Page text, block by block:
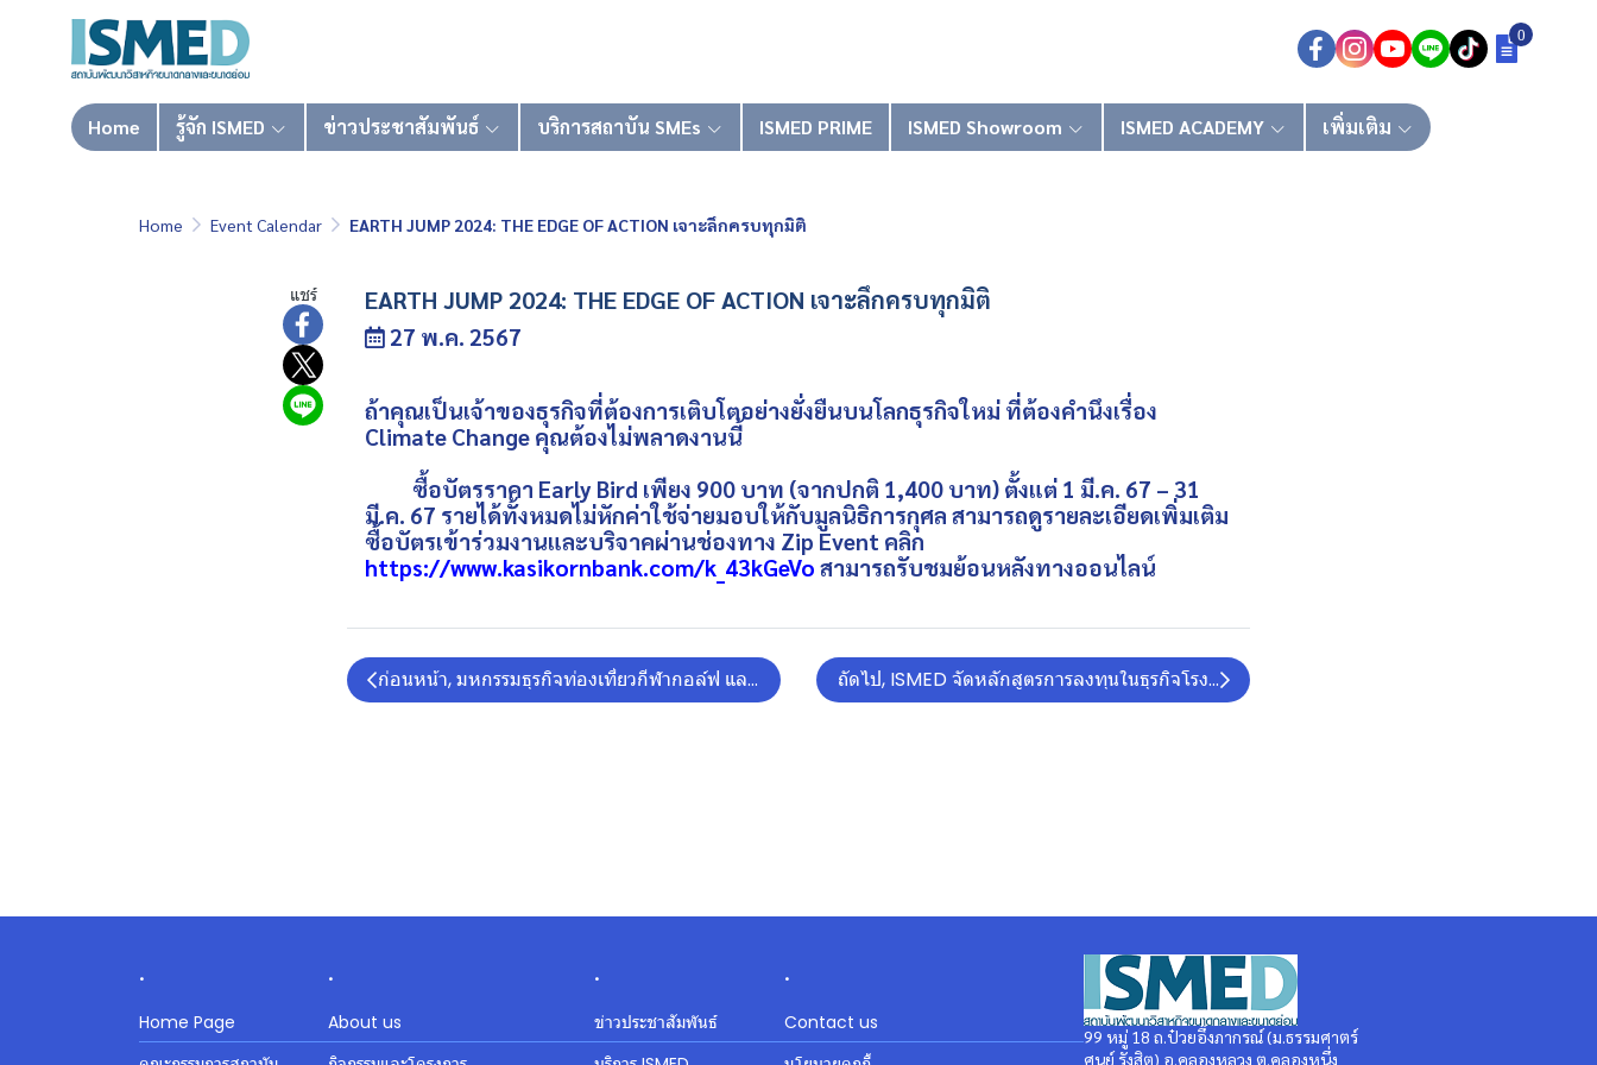
0
Home รู้จัก ISMED ข่าวประชาสัมพันธ์ บริการสถาบัน SMEs ISMED PRIME ISMED Showroom ISMED ACADEMY เพิ่มเติม
Home Event Calendar EARTH JUMP 2024: THE EDGE OF ACTION เจาะลึกครบทุกมิติ
แชร์ EARTH JUMP 2024: THE EDGE OF ACTION เจาะลึกครบทุกมิติ
27 พ.ค. 2567
ถ้าคุณเป็นเจ้าของธุรกิจที่ต้องการเติบโตอย่างยั่งยืนบนโลกธุรกิจใหม่ ที่ต้องคำนึงเรื่อง
Climate Change คุณต้องไม่พลาดงานนี้
ซื้อบัตรราคา Early Bird เพียง 900 บาท (จากปกติ 1,400 บาท) ตั้งแต่ 1 มี.ค. 67 – 31
มี.ค. 67 รายได้ทั้งหมดไม่หักค่าใช้จ่ายมอบให้กับมูลนิธิการกุศล สามารถดูรายละเอียดเพิ่มเติม
ซื้อบัตรเข้าร่วมงานและบริจาคผ่านช่องทาง Zip Event คลิก
https://www.kasikornbank.com/k_43kGeVo สามารถรับชมย้อนหลังทางออนไลน์
ก่อนหน้า, มหกรรมธุรกิจท่องเที่ยวกีฬากอล์ฟ และดำน้ำ ถัดไป, ISMED จัดหลักสูตรการลงทุนในธุรกิจโรงแรมและรีสอร์ทขนาดเล็ก
.
Home Page
.
About us
.
ข่าวประชาสัมพันธ์
.
Contact us
99 หมู่ 18 ถ.ป๋วยอึ๊งภากรณ์ (ม.ธรรมศาตร์
ศูนย์ รังสิต) อ.คลองหลวง ต.คลองหนึ่ง